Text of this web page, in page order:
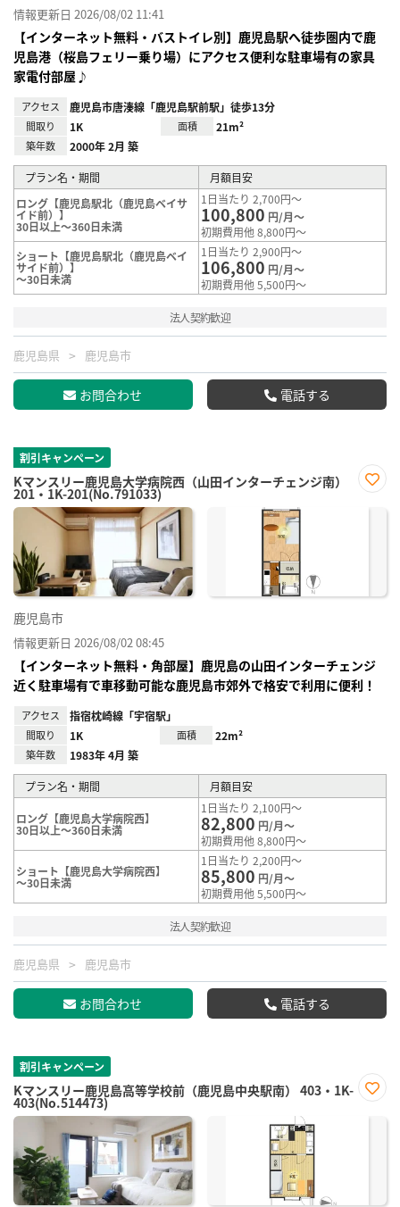
情報更新日 2026/08/02 11:41
【インターネット無料・バストイレ別】鹿児島駅へ徒歩圏内で鹿
児島港（桜島フェリー乗り場）にアクセス便利な駐車場有の家具
家電付部屋♪
アクセス 鹿児島市唐湊線「鹿児島駅前駅」徒歩13分
間取り 1K 面積 21m²
築年数 2000年 2月 築
プラン名・期間
月額目安
ロング【鹿児島駅北（鹿児島ベイサ
イド前）】
30日以上～360日未満
1日当たり 2,700円～
100,800 円/月～
初期費用他 8,800円～
ショート【鹿児島駅北（鹿児島ベイ
サイド前）】
～30日未満
1日当たり 2,900円～
106,800 円/月～
初期費用他 5,500円～
法人契約歓迎
鹿児島県 鹿児島市
お問合わせ 電話する
割引キャンペーン
Kマンスリー鹿児島大学病院西（山田インターチェンジ南）
201・1K-201(No.791033)
に入
鹿児島市
情報更新日 2026/08/02 08:45
【インターネット無料・角部屋】鹿児島の山田インターチェンジ
近く駐車場有で車移動可能な鹿児島市郊外で格安で利用に便利！
アクセス 指宿枕崎線「宇宿駅」
間取り 1K 面積 22m²
築年数 1983年 4月 築
プラン名・期間 月額目安
ロング【鹿児島大学病院西】
30日以上～360日未満
1日当たり 2,100円～
82,800 円/月～
初期費用他 8,800円～
ショート【鹿児島大学病院西】
～30日未満
1日当たり 2,200円～
85,800 円/月～
初期費用他 5,500円～
法人契約歓迎
鹿児島県 鹿児島市
お問合わせ 電話する
割引キャンペーン
Kマンスリー鹿児島高等学校前（鹿児島中央駅南） 403・1K-
403(No.514473)
に入